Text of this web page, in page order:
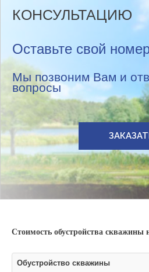
КОНСУЛЬТАЦИЮ
Оставьте свой
Мы позвоним Вам и
вопросы
Стоимость обустройства скважины
Обустройство скважины